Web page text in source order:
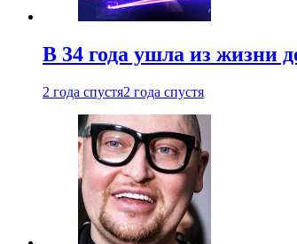
В 34 года ушла из жизни
2 года спустя2 года спустя